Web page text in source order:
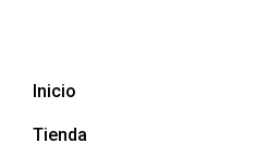
Inicio
Tienda